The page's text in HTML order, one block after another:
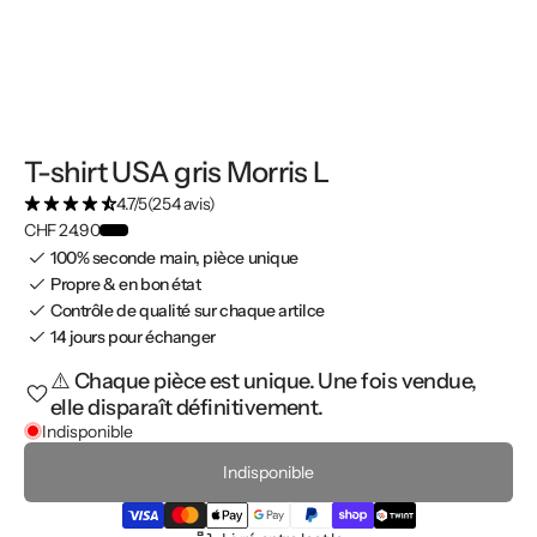
T-shirt USA gris Morris L
4.7/5(254 avis)
CHF 24.90
100% seconde main, pièce unique
Propre & en bon état
Contrôle de qualité sur chaque artilce
14 jours pour échanger
⚠️ Chaque pièce est unique. Une fois vendue,
elle disparaît définitivement.
Indisponible
Indisponible